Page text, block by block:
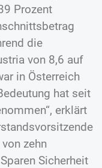
Prozent
die
von 8,6 auf
in Österreich
hat seit
erklärt
zehn
Sicherheit